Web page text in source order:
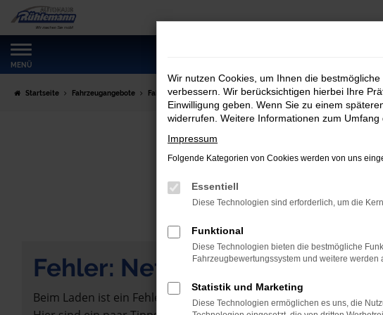
Zum
Hauptinhalt
springen
MENÜ
Startseite Fahrzeugangebote Fahrzeugmarkt
Fehler: Network Error
Beim Laden ist ein Fehler aufgetreten.
Wir nutzen Cookies, um Ihnen die
verbessern. Wir berücksichtigen hierbei Ihre
Einwilligung geben. Wenn Sie zu einem
widerrufen. Weitere Informationen zum
Impressum
Folgende Kategorien von Cookies werden von uns
Essentiell
Diese Technologien sind erforderlich, um die
Funktional
Diese Technologien bieten die bestmögliche
Fahrzeugbewertungssystem und weitere werden
Statistik und Marketing
Diese Technologien ermöglichen es uns, die